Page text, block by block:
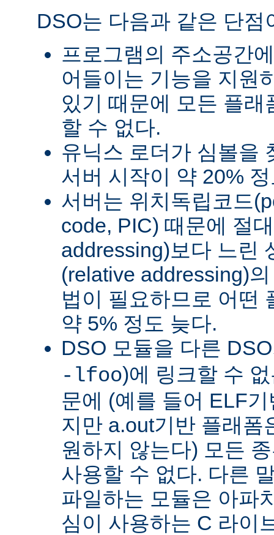
DSO는 다음과 같은 단점
프로그램의 주소공간
어들이는 기능을 지원
있기 때문에 모든 플
할 수 없다.
유닉스 로더가 심볼을
서버 시작이 약 20%
서버는 위치독립코드
code, PIC) 때문에 절
addressing)보다 느린
(relative addressing)
법이 필요하므로 어떤
약 5% 정도 늦다.
DSO 모듈을 다른
-lfoo)에 링크할 수
문에 (예를 들어 ELF
지만 a.out기반 플래폼
원하지 않는다) 모든
사용할 수 없다. 다른
파일하는 모듈은 아파
심이 사용하는 C 라이